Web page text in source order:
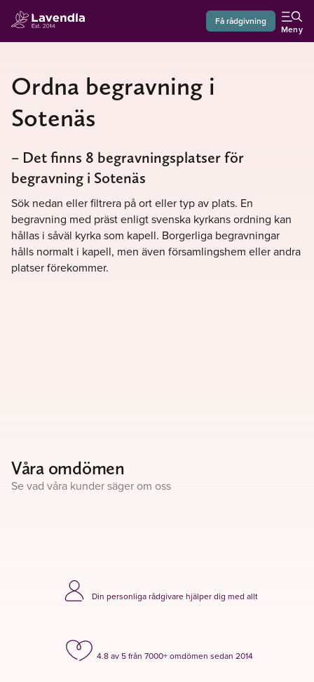
Få rådgivning
Meny
Ordna begravning i
Sotenäs
– Det finns 8 begravningsplatser för
begravning i Sotenäs
Sök nedan eller filtrera på ort eller typ av plats. En
begravning med präst enligt svenska kyrkans ordning kan
hållas i såväl kyrka som kapell. Borgerliga begravningar
hålls normalt i kapell, men även församlingshem eller andra
platser förekommer.
Våra omdömen
Se vad våra kunder säger om oss
Din personliga rådgivare hjälper dig med allt
4.8 av 5 från 7000+ omdömen sedan 2014